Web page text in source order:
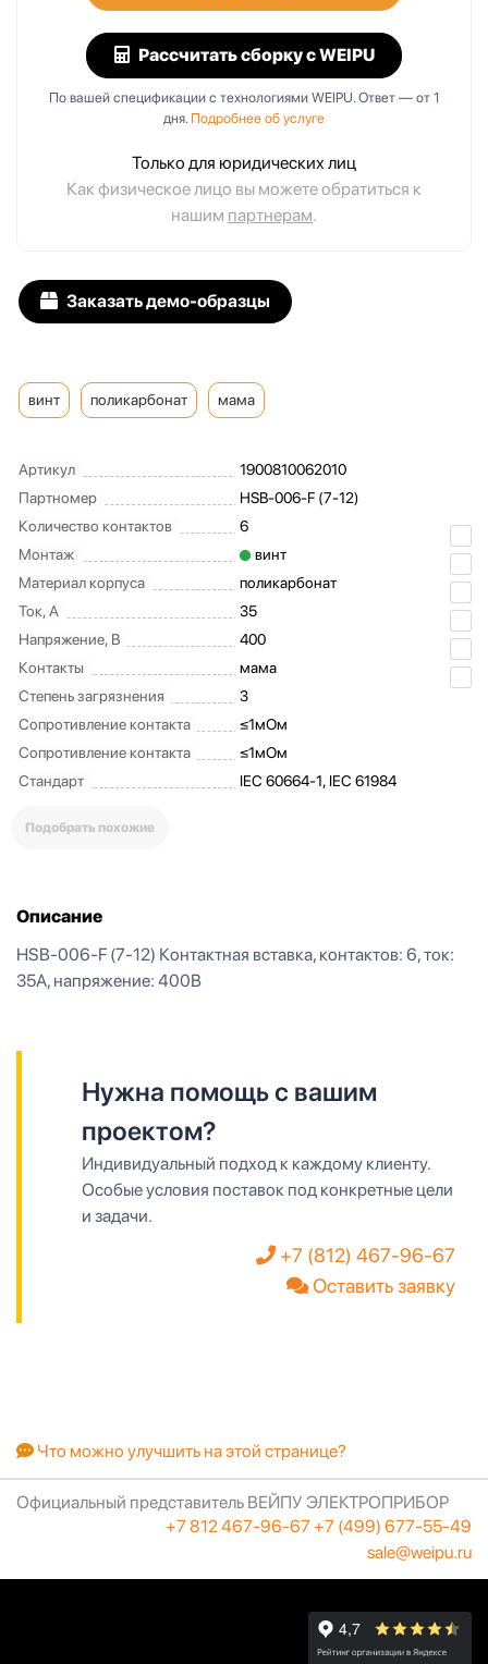
Рассчитать сборкус WEIPU
По вашей спецификации с технологиями WEIPU. Ответ — от 1
дня. Подробнее об услуге
Только для юридических лиц
Как физическое лицо вы можете обратиться к
нашим партнерам.
Заказать демо-образцы
винт поликарбонат мама
Артикул
1900810062010
Партномер
HSB-006-F (7-12)
Количество контактов
6
Монтаж
винт
Материал корпуса
поликарбонат
Ток, А
35
Напряжение, В
400
Контакты
мама
Степень загрязнения
3
Сопротивление контакта
≤1мОм
Сопротивление контакта
≤1мОм
Стандарт
IEC 60664-1, IEC 61984
Подобрать похожие
Описание
HSB-006-F (7-12) Контактная вставка, контактов: 6, ток:
35А, напряжение: 400В
Нужна помощь с вашим
проектом?
Индивидуальный подход к каждому клиенту.
Особые условия поставок под конкретные цели
и задачи.
+7 (812) 467-96-67
Оставить заявку
Что можно улучшить на этой странице?
Официальный представитель ВЕЙПУ ЭЛЕКТРОПРИБОР
+7 812 467-96-67 +7 (499) 677-55-49
sale@weipu.ru